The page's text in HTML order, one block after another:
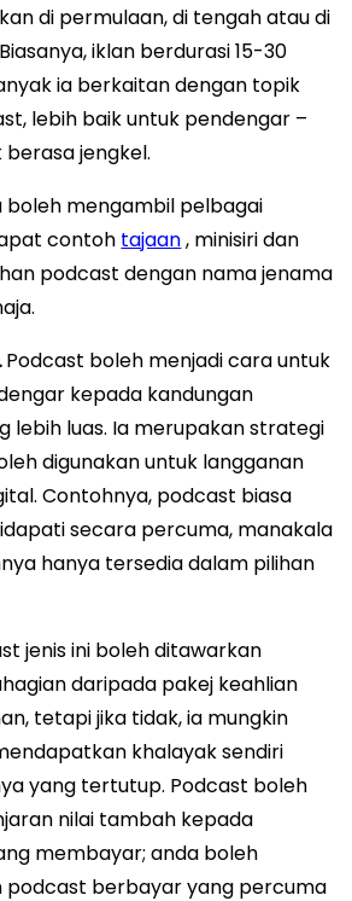
di permulaan, di tengah atau di
iklan berdurasi 15-30
ia berkaitan dengan topik
lebih baik untuk pendengar –
jengkel.
boleh mengambil pelbagai
contoh tajaan, minisiri dan
podcast dengan nama jenama
Podcast boleh menjadi cara untuk
kepada kandungan
lebih luas. Ia merupakan strategi
digunakan untuk langganan
Contohnya, podcast biasa
secara percuma, manakala
hanya tersedia dalam pilihan
jenis ini boleh ditawarkan
daripada pakej keahlian
tetapi jika tidak, ia mungkin
khalayak sendiri
yang tertutup. Podcast boleh
nilai tambah kepada
membayar; anda boleh
podcast berbayar yang percuma